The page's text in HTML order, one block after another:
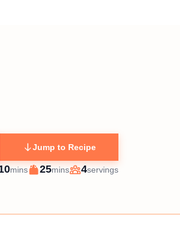
Jump to Recipe
minutes
mins
Cook
25minutes
mins
Servings
4servings